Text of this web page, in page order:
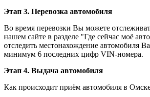
Этап 3. Перевозка автомобиля
Во время перевозки Вы можете
нашем сайте в разделе "Где сейчас моё
отследить местонахождение автомобиля
минимум 6 последних цифр VIN-номера.
Этап 4. Выдача автомобиля
Как происходит приём автомобиля в